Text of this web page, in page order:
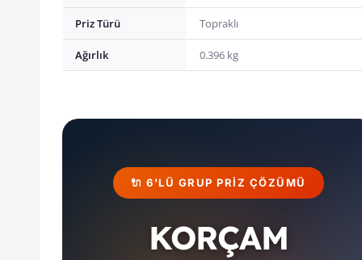
Priz Türü Topraklı
Ağırlık 0.396 kg
🔌 6'LÜ GRUP PRIZ ÇÖZÜMÜ
KORÇAM